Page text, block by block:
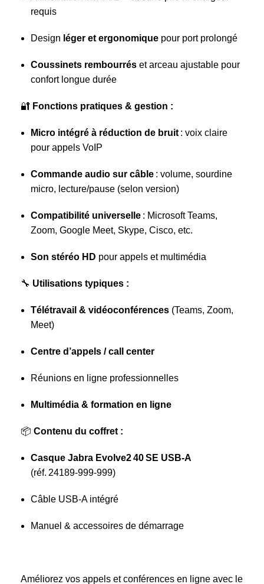
requis
Design léger et ergonomique pour port prolongé
Coussinets rembourrés et arceau ajustable pour
confort longue durée
🔐 Fonctions pratiques & gestion :
Micro intégré à réduction de bruit : voix claire
pour appels VoIP
Commande audio sur câble : volume, sourdine
micro, lecture/pause (selon version)
Compatibilité universelle : Microsoft Teams,
Zoom, Google Meet, Skype, Cisco, etc.
Son stéréo HD pour appels et multimédia
🔧 Utilisations typiques :
Télétravail & vidéoconférences (Teams, Zoom,
Meet)
Centre d’appels / call center
Réunions en ligne professionnelles
Multimédia & formation en ligne
📦 Contenu du coffret :
Casque Jabra Evolve2 40 SE USB‑A
(réf. 24189‑999‑999)
Câble USB‑A intégré
Manuel & accessoires de démarrage
Améliorez vos appels et conférences en ligne avec le